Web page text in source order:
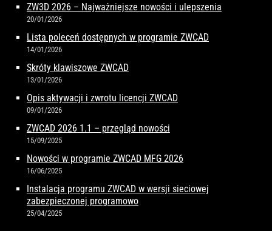
ZW3D 2026 – Najważniejsze nowości i ulepszenia
20/01/2026
Lista poleceń dostępnych w programie ZWCAD
14/01/2026
Skróty klawiszowe ZWCAD
13/01/2026
Opis aktywacji i zwrotu licencji ZWCAD
09/01/2026
ZWCAD 2026 1.1 – przegląd nowości
15/09/2025
Nowości w programie ZWCAD MFG 2026
16/06/2025
Instalacja programu ZWCAD w wersji sieciowej
zabezpieczonej programowo
25/04/2025